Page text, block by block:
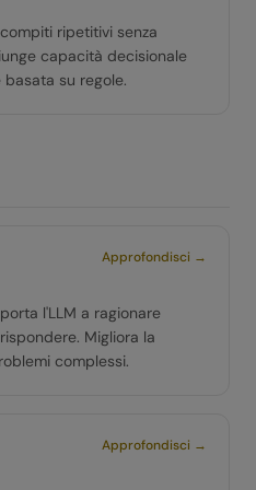
ripetitivi senza
capacità decisionale
su regole.
Approfondisci →
l'LLM a ragionare
Migliora la
complessi.
Approfondisci →